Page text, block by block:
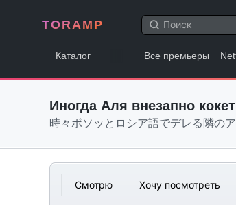
TORAMP
Каталог Все премьеры
Иногда Аля внезапно
時々ボソッとロシア語でデレる隣の
Смотрю Хочу посмотреть